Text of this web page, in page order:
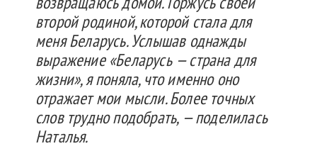
второй родиной, которой стала для
меня Беларусь. Услышав однажды
выражение «Беларусь — страна для
жизни», я поняла, что именно оно
отражает мои мысли. Более точных
слов трудно подобрать, — поделилась
Наталья.